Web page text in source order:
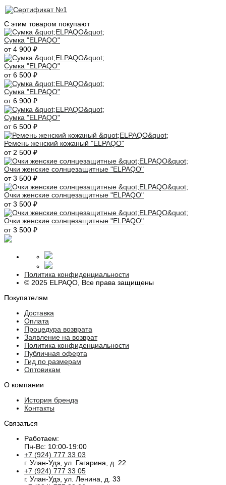
С этим товаром покупают
Сумка "ELPAQO"
от 4 900 ₽
Сумка "ELPAQO"
от 6 500 ₽
Сумка "ELPAQO"
от 6 900 ₽
Сумка "ELPAQO"
от 6 500 ₽
Ремень женский кожаный "ELPAQO"
от 2 500 ₽
Очки женские солнцезащитные "ELPAQO"
от 3 500 ₽
Очки женские солнцезащитные "ELPAQO"
от 3 500 ₽
Очки женские солнцезащитные "ELPAQO"
от 3 500 ₽
Политика конфиденциальности
© 2025 ELPAQO, Все права защищены
Покупателям
Доставка
Оплата
Процедура возврата
Заявление на возврат
Политика конфиденциальности
Публичная оферта
Гид по размерам
Оптовикам
О компании
История бренда
Контакты
Связаться
Работаем:
Пн-Вс: 10:00-19:00
+7 (924) 777 33 03
г. Улан-Удэ, ул. Гагарина, д. 22
+7 (924) 777 33 05
г. Улан-Удэ, ул. Ленина, д. 33